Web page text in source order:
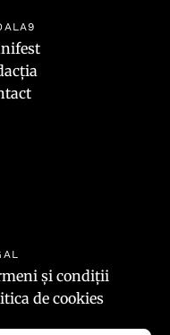
și condiții
de cookies